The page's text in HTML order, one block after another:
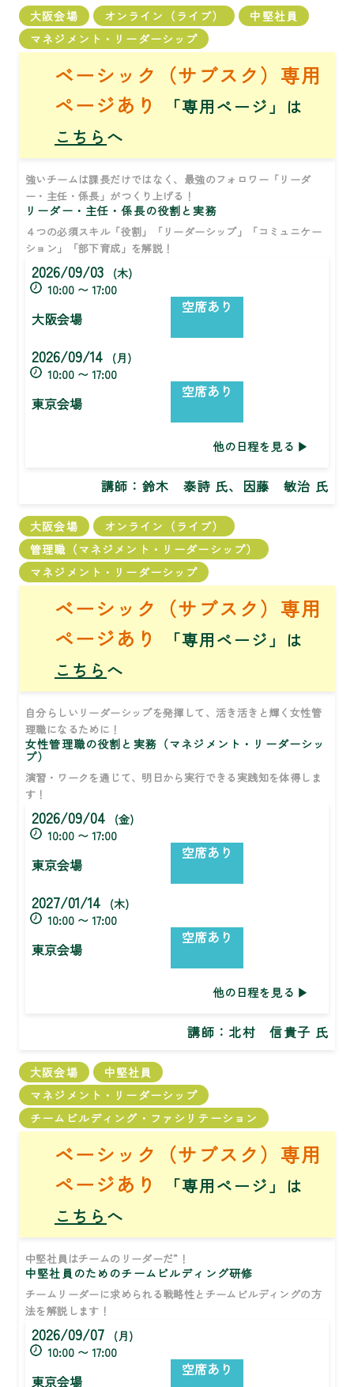
大阪会場 オンライン（ライブ）
中堅社員
マネジメント・リーダーシップ
ベーシック（サブスク）専用
ページあり
「専用ページ」は
こちら へ
強いチームは課長だけではなく、最強のフォロワー「リーダ
ー・主任・係長」がつくり上げる！
リーダー・主任・係長の役割と実務
４つの必須スキル「役割」「リーダーシップ」「コミュニケー
ション」「部下育成」を解説！
2026/09/03
(木)
10:00 〜 17:00
大阪会場
空席あり
2026/09/14
(月)
10:00 〜 17:00
東京会場
空席あり
他の日程を見る
講師： 鈴木 泰詩 氏、因藤 敏治 氏
大阪会場
オンライン（ライブ）
管理職（マネジメント・リーダーシップ）
マネジメント・リーダーシップ
ベーシック（サブスク）専用
ページあり
「専用ページ」は
こちら へ
自分らしいリーダーシップを発揮して、活き活きと輝く女性管
理職になるために！
女性管理職の役割と実務（マネジメント・リーダーシッ
プ）
演習・ワークを通じて、明日から実行できる実践知を体得しま
す！
2026/09/04
(金)
10:00 〜 17:00
東京会場
空席あり
2027/01/14
(木)
10:00 〜 17:00
東京会場
空席あり
他の日程を見る
講師： 北村 信貴子 氏
大阪会場
中堅社員
マネジメント・リーダーシップ
チームビルディング・ファシリテーション
ベーシック（サブスク）専用
ページあり
「専用ページ」は
こちら へ
中堅社員はチームのリーダーだ”！
中堅社員のためのチームビルディング研修
チームリーダーに求められる戦略性とチームビルディングの方
法を解説します！
2026/09/07
(月)
10:00 〜 17:00
東京会場
空席あり